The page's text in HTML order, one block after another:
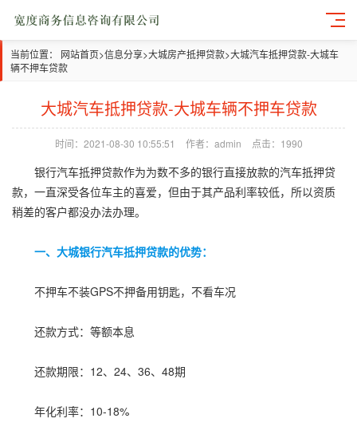
当前位置： 网站首页>信息分享>大城房产抵押贷款>大城汽车抵押贷款-大城车
辆不押车贷款
大城汽车抵押贷款-大城车辆不押车贷款
时间：2021-08-30 10:55:51 作者：admin 点击：1990
银行汽车抵押贷款作为为数不多的银行直接放款的汽车抵押贷
款，一直深受各位车主的喜爱，但由于其产品利率较低，所以资质
稍差的客户都没办法办理。
一、大城银行汽车抵押贷款的优势：
不押车不装GPS不押备用钥匙，不看车况
还款方式：等额本息
还款期限：12、24、36、48期
年化利率：10-18%